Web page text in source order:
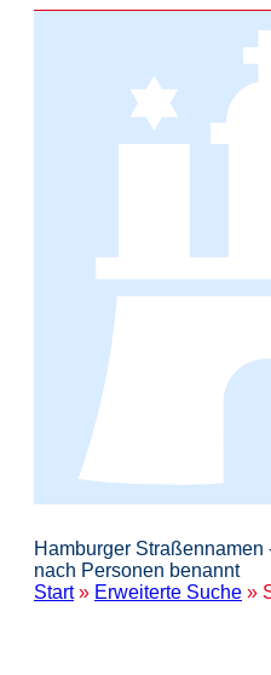
Hamburger Straßennamen
nach Personen benannt
Start» Erweiterte Suche »